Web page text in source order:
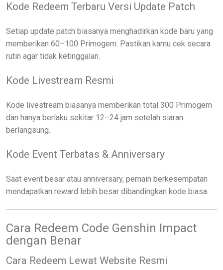
Kode Redeem Terbaru Versi Update Patch
Setiap update patch biasanya menghadirkan kode baru yang
memberikan 60–100 Primogem. Pastikan kamu cek secara
rutin agar tidak ketinggalan.
Kode Livestream Resmi
Kode livestream biasanya memberikan total 300 Primogem
dan hanya berlaku sekitar 12–24 jam setelah siaran
berlangsung.
Kode Event Terbatas & Anniversary
Saat event besar atau anniversary, pemain berkesempatan
mendapatkan reward lebih besar dibandingkan kode biasa.
Cara Redeem Code Genshin Impact
dengan Benar
Cara Redeem Lewat Website Resmi